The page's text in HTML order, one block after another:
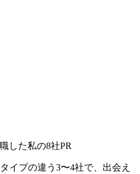
した私の8社PR
イプの違う 3〜4社で、出会え